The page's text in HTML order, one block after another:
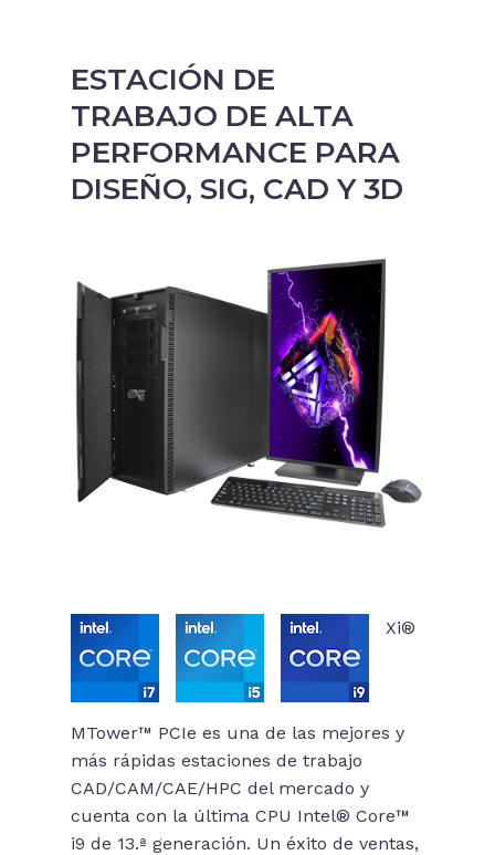
ESTACIÓN DE
TRABAJO DE ALTA
PERFORMANCE PARA
DISEÑO, SIG, CAD Y 3D
Xi®
MTower™ PCIe es una de las mejores y
más rápidas estaciones de trabajo
CAD/CAM/CAE/HPC del mercado y
cuenta con la última CPU Intel® Core™
i9 de 13.ª generación. Un éxito de ventas,